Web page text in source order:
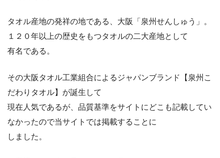
タオル産地の発祥の地である、大阪「泉州せんしゅう」。
１２０年以上の歴史をもつタオルの二大産地として
有名である。
その大阪タオル工業組合によるジャパンブランド【泉州こ
だわりタオル】が誕生して
現在人気であるが、品質基準をサイトにどこも記載してい
なかったので当サイトでは掲載することに
しました。